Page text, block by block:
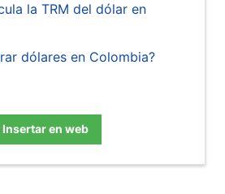
la TRM del dólar en
dólares en Colombia?
Insertar en web